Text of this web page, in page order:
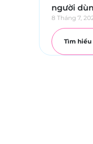
người
8 Tháng 7,
Tìm hiểu